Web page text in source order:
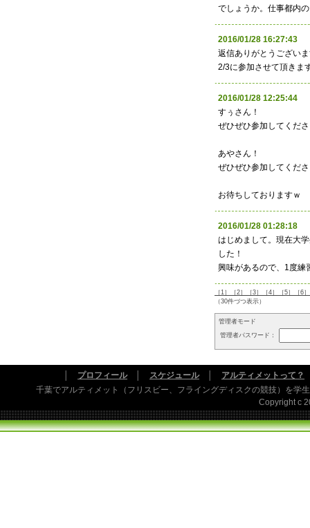
でしょうか。仕事都内
2016/01/28
返信ありがとうござい
2/3に参加させて頂きま
2016/01/28 12:25:44
すぅさん！
ぜひぜひ参加してくだ
あやさん！
ぜひぜひ参加してくだ
お待ちしておりますｗ
2016/01/28
はじめまして。現在大
した！
興味があるので、1度練
［1］ ［2］ ［3］ ［4］ ［5］
［6］
（30件づつ表示）
管理者モード
管理者パスワード：
プロフィール│ スケジュール│ アルティメットって？
千葉でアルティメット（フリスビー、フライングディスクの競技）を学
Copyright c